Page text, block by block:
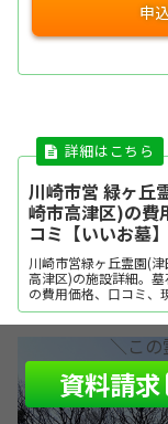
川崎市営 緑ヶ丘
崎市高津区)の費
コミ【いいお墓】
川崎市営緑ヶ丘霊園(
高津区)の施設詳細。
の費用価格、口コミ、
セス・駐車場情報など
しなら日本最大級のお
墓」にお任せくださ
墓の相談はすべて無
の選び...
＼この
資料請求